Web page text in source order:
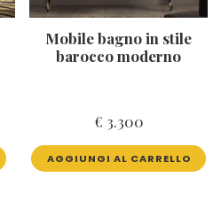
Mobile bagno in stile
barocco moderno
€ 3.300
AGGIUNGI AL CARRELLO